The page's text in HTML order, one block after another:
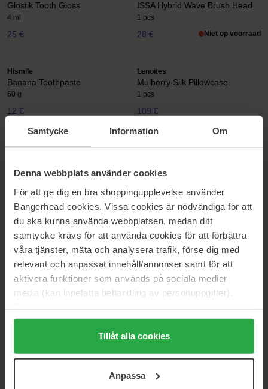
Samtycke Information Om
Denna webbplats använder cookies
För att ge dig en bra shoppingupplevelse använder
Bangerhead cookies. Vissa cookies är nödvändiga för att
du ska kunna använda webbplatsen, medan ditt
samtycke krävs för att använda cookies för att förbättra
våra tjänster, mäta och analysera trafik, förse dig med
relevant och anpassat innehåll/annonser samt för att
aktivera funktioner som används på sociala medier
media (kan innefatta behandling av personuppgifter).
Genom att trycka på "Tillåt alla cookies" accepterar du
alla cookies, medan du under "Detaljer" kan anpassa
användningen av cookies. Du kan när som helst återkalla
samt vår Integritetspolicy.
Tillåt alla cookies
Anpassa
Glostik Tooth Gloss
4 ml
25 €
ISSA Hybrid Wave Brush Head
1 pcs
28 € Niet op voorraad
Hismile
Banana Toothpaste
60 g
12 €
Lenoites
Mulberry Silk Pillowcase
1 pcs
109 €
Hismile
12 g
26 €
Hismile
60 g
Hismile
Smilesticka
20 pcs
9 €
Hismile
Smilesticka
20 pcs
9 €
20 pcs
23 €
Lenoites